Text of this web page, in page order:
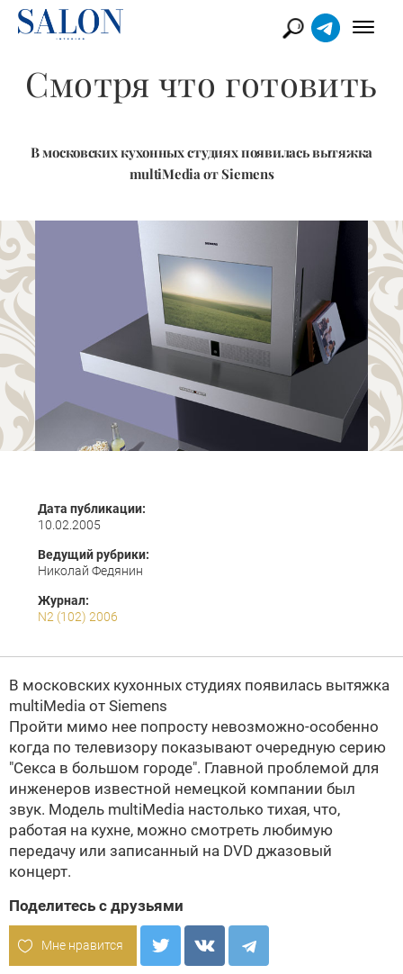
Смотря что готовить
В московских кухонных студиях появилась вытяжка
multiMedia от Siemens
Дата публикации:
10.02.2005
Ведущий рубрики:
Николай Федянин
Журнал:
N2 (102) 2006
В московских кухонных студиях появилась вытяжка
multiMedia от Siemens
Пройти мимо нее попросту невозможно-особенно
когда по телевизору показывают очередную серию
"Секса в большом городе". Главной проблемой для
инженеров известной немецкой компании был
звук. Модель multiMedia настолько тихая, что,
работая на кухне, можно смотреть любимую
передачу или записанный на DVD джазовый
концерт.
Поделитесь с друзьями
Мне нравится